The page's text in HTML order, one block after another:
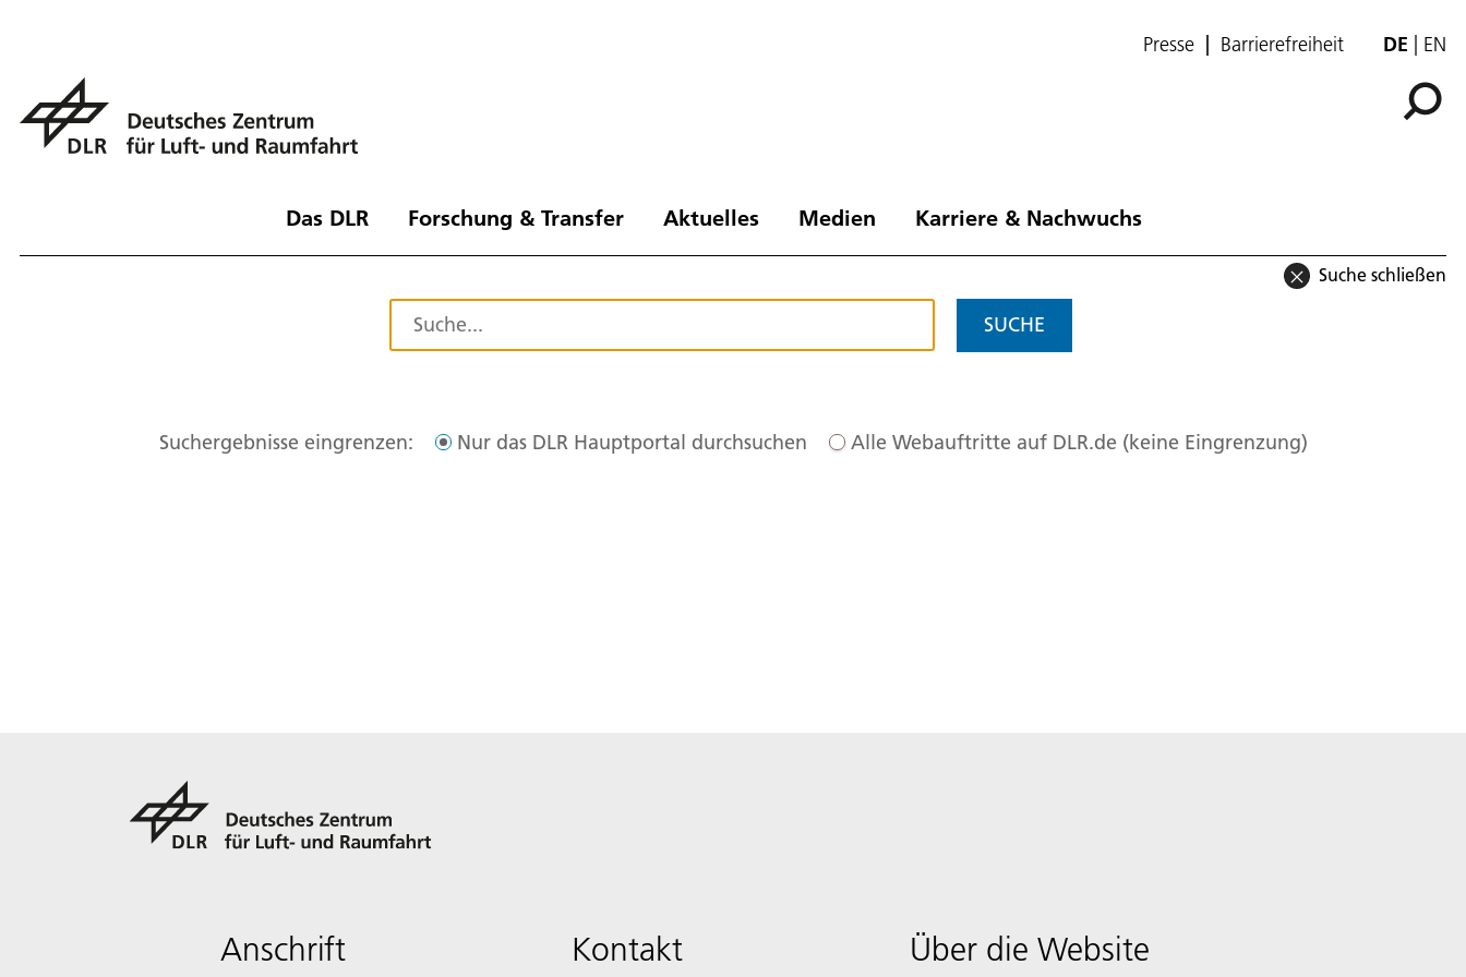
Presse Barrierefreiheit DE EN
Das DLR Forschung & Transfer Aktuelles Medien Karriere & Nachwuchs
Suche schließen
SUCHE
Suchergebnisse eingrenzen: Nur das DLR Hauptportal durchsuchen Alle Webauftritte auf DLR.de (keine Eingrenzung)
Anschrift Kontakt Über die Website